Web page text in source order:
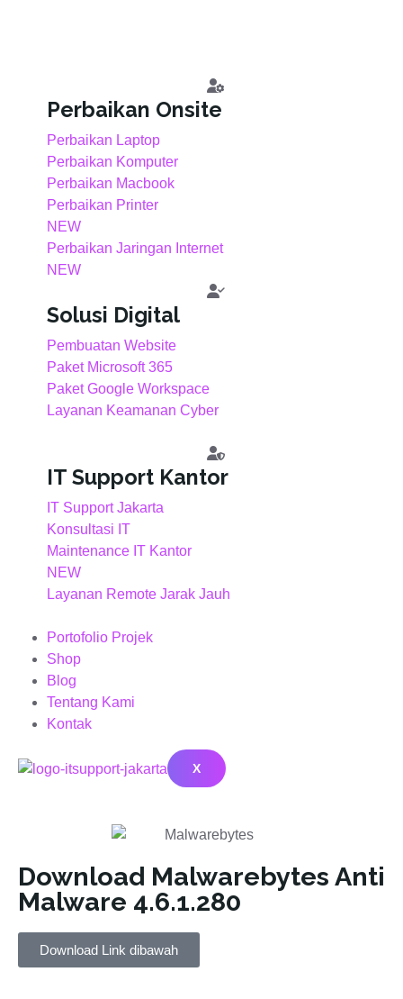
Perbaikan Onsite
Perbaikan Laptop
Perbaikan Komputer
Perbaikan Macbook
Perbaikan Printer
NEW
Perbaikan Jaringan Internet
NEW
Solusi Digital
Pembuatan Website
Paket Microsoft 365
Paket Google Workspace
Layanan Keamanan Cyber
IT Support Kantor
IT Support Jakarta
Konsultasi IT
Maintenance IT Kantor
NEW
Layanan Remote Jarak Jauh
Portofolio Projek
Shop
Blog
Tentang Kami
Kontak
X
Download Malwarebytes Anti
Malware 4.6.1.280
Download Link dibawah